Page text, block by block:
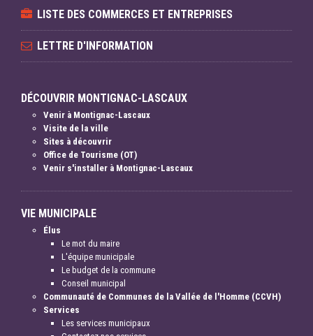
LISTE DES COMMERCES ET ENTREPRISES
LETTRE D'INFORMATION
DÉCOUVRIR MONTIGNAC-LASCAUX
Venir à Montignac-Lascaux
Visite de la ville
Sites à découvrir
Office de Tourisme (OT)
Venir s'installer à Montignac-Lascaux
VIE MUNICIPALE
Élus
Le mot du maire
L'équipe municipale
Le budget de la commune
Conseil municipal
Communauté de Communes de la Vallée de l'Homme (CCVH)
Services
Les services municipaux